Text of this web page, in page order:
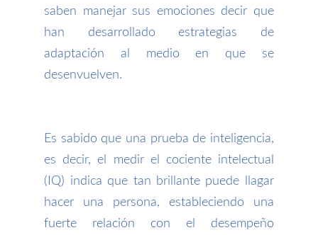
saben manejar sus emociones decir que
han desarrollado estrategias de
adaptación al medio en que se
desenvuelven.
Es sabido que una prueba de inteligencia,
es decir, el medir el cociente intelectual
(IQ) indica que tan brillante puede llagar
hacer una persona, estableciendo una
fuerte relación con el desempeño